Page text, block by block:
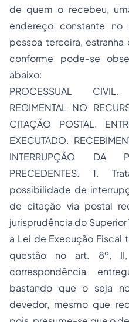
de quem o recebeu,
endereço constante
pessoa terceira,
conforme pode-se
abaixo:
PROCESSUAL CIVIL.
REGIMENTAL NO
CITAÇÃO POSTAL.
EXECUTADO.
INTERRUPÇÃO DA
PRECEDENTES. 1.
possibilidade de
de citação via postal
jurisprudência do
a Lei de Execução Fiscal
questão no art. 8º,
correspondência
bastando que o seja
devedor, mesmo que